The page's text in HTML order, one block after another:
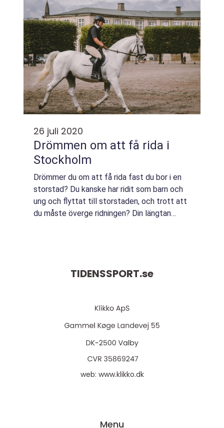
26 juli 2020
Drömmen om att få rida i
Stockholm
Drömmer du om att få rida fast du bor i en
storstad? Du kanske har ridit som barn och
ung och flyttat till storstaden, och trott att
du måste överge ridningen? Din längtan
TIDENSSPORT.se
web: www.klikko.dk
Menu